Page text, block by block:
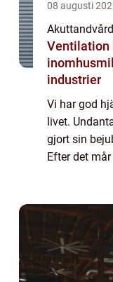
08 augusti
Ventilation
industrier
Vi har god
livet.
gjort sin
Efter det